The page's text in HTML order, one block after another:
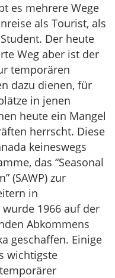
es mehrere Wege
als Tourist, als
Der heute
Weg aber ist der
temporären
dazu dienen, für
in jenen
heute ein Mangel
herrscht. Diese
keineswegs
das “Seasonal
(SAWP) zur
in
1966 auf der
Abkommens
geschaffen. Einige
wichtigste